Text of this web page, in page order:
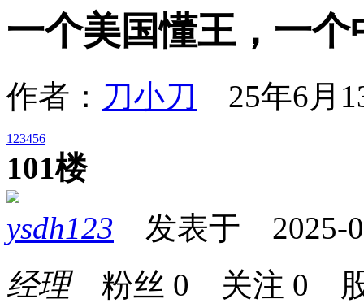
一个美国懂王，一
作者： 刀小刀 25年6月
1 23456
101楼
ysdh123 发表于 2025-
经理粉丝 0 关注 0